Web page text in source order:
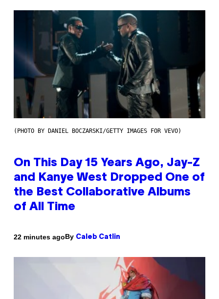
(PHOTO BY DANIEL BOCZARSKI/GETTY IMAGES FOR VEVO)
On This Day 15 Years Ago, Jay-Z
and Kanye West Dropped One of
the Best Collaborative Albums
of All Time
22 minutes agoBy Caleb Catlin